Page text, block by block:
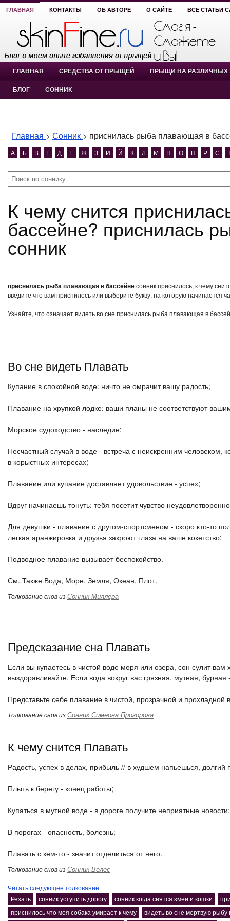
ГЛАВНАЯ КОНТАКТЫ ОБ АВТОРЕ О САЙТЕ ВСЕ СТАТЬИ
ГЛАВНАЯ СРЕДСТВА ОТ ПРЫЩЕЙ ПРЫЩИ НА РАЗЛИЧНЫХ
БЛОГ СОННИК
Главная > Сонник > приснилась рыба плавающая в
А Б В Г Д Е Ж З И Й К Л М Н О П Р С
К чему снится приснилась рыба плавающая в
бассейне? приснилась
сонник
приснилась рыба плавающая в бассейнесонник приснилось, к чему
введите что вам приснилось или выберите букву, на которую начинается
Узнайте, что означает видеть во сне приснилась рыба плавающая в
Во сне видеть Плавать
Купание в спокойной воде: ничто не омрачит вашу радость;
Плавание на хрупкой лодке: ваши планы не соответствуют
Морское судоходство - наследие;
Несчастный случай в воде - встреча с неискренним
в корыстных интересах;
Плавание или купание доставляет удовольствие - успех;
Вдруг начинаешь тонуть: тебя посетит чувство
Для девушки - плавание с другом-спортсменом - скоро кто-то
легкая аранжировка и друзья закроют глаза на ваше кокетство;
Подводное плавание вызывает беспокойство.
См. Также Вода, Море, Земля, Океан, Плот.
Толкование снов изСонник Миллера
Предсказание сна Плавать
Если вы купаетесь в чистой воде моря или озера, сон сулит
выздоравливайте. Если вода вокруг вас грязная, мутная,
Представьте себе плавание в чистой, прозрачной и прохладной
Толкование снов изСонник Симеона Прозорова
К чему снится Плавать
Радость, успех в делах, прибыль // в худшем напьешься, долгий
Плыть к берегу - конец работы;
Купаться в мутной воде - в дороге получите неприятные новости;
В порогах - опасность, болезнь;
Плавать с кем-то - значит отделиться от него.
Толкование снов изСонник Велес
Читать следующее толкование
Резать
сонник уступить дорогу сонник когда снятся змеи и кошки
приснилось что моя собака умирает к чему
видеть во сне мертвую рыбу